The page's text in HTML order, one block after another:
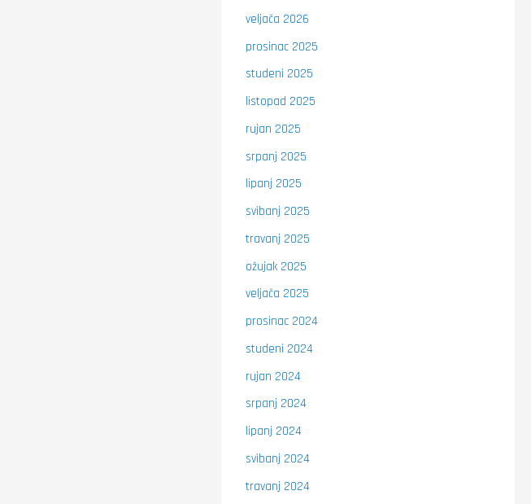
veljača 2026
prosinac 2025
studeni 2025
listopad 2025
rujan 2025
srpanj 2025
lipanj 2025
svibanj 2025
travanj 2025
ožujak 2025
veljača 2025
prosinac 2024
studeni 2024
rujan 2024
srpanj 2024
lipanj 2024
svibanj 2024
travanj 2024